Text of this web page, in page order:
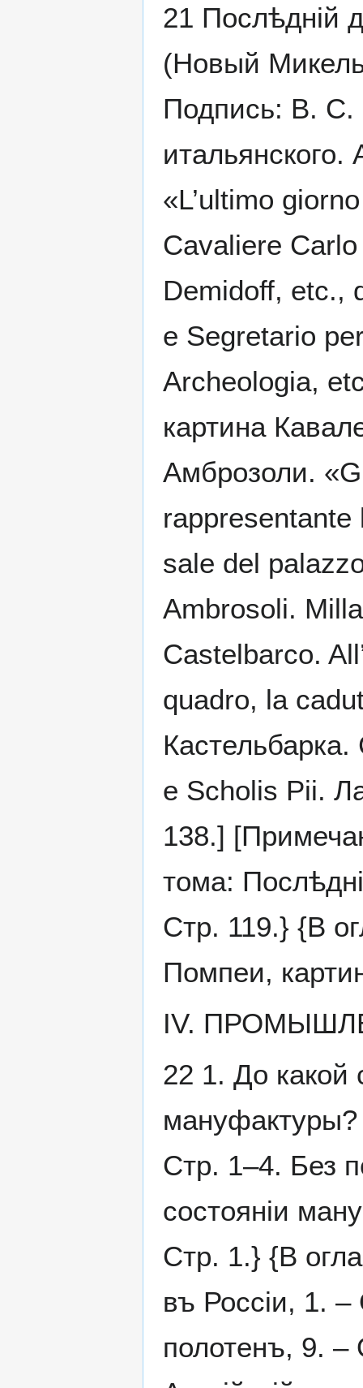
21 Послѣдній
(Новый
Подпись: В. С.
«L’ultimo
Cavaliere
Demidoff, etc.,
e Segretario
Archeologia,
картина
Амброзоли.
rappresentante
sale del
Ambrosoli.
Castelbarco.
quadro, la
e Scholis Pii.
138.]
тома:
Стр. 119.} {В
Помпеи,
IV.
22 1. До какой
Стр. 1–4. Без
состояніи
Стр. 1.} {В
въ Россіи, 1.
полотенъ, 9. –